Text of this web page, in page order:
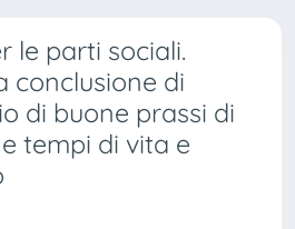
le parti sociali.
conclusione di
di buone prassi di
tempi di vita e